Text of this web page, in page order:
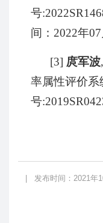
号
间： 2022年07
[3] 庹军波,
率属性评价系
号
发布时间：2021年